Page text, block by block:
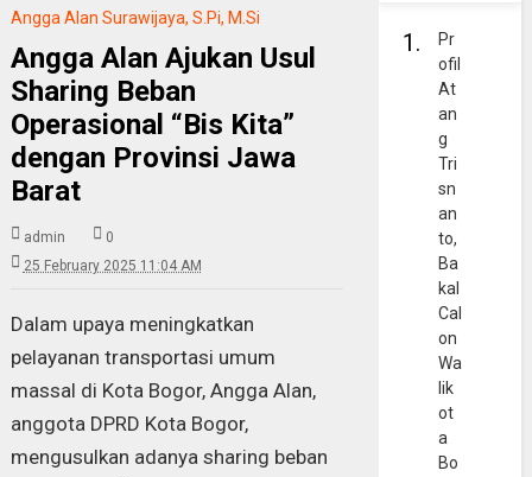
Angga Alan Surawijaya, S.Pi, M.Si
Angga Alan Ajukan Usul
Sharing Beban
Operasional “Bis Kita”
dengan Provinsi Jawa
Barat
admin
0
25 February 2025 11:04 AM
Dalam upaya meningkatkan
pelayanan transportasi umum
massal di Kota Bogor, Angga Alan,
anggota DPRD Kota Bogor,
mengusulkan adanya sharing beban
1.
Pr
ofil
At
an
g
Tri
sn
an
to,
Ba
kal
Cal
on
Wa
lik
ot
a
Bo